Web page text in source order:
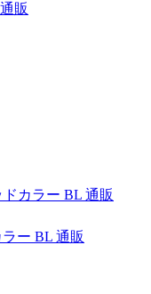
販
ー BL 通販